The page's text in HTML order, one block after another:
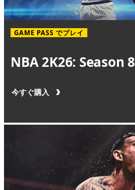
GAME PASS でプレイ
NBA 2K26: Season 8
今すぐ購入